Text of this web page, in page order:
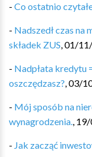
- Co ostatnio
- Nadszedł czas na
składek ZUS,01/
- Nadpłata kredytu
oszczędzasz?,03/
- Mój sposób na
wynagrodzenia.,
- Jak zacząć